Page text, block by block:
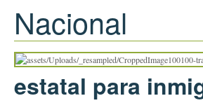
Nacional
estatal para